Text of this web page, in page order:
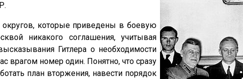
округов, которые приведены в боевую
никакого соглашения, учитывая
Гитлера о необходимости
врагом номер один. Понятно, что сразу
план вторжения, навести порядок